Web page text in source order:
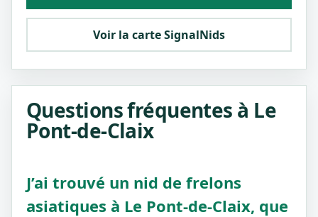
Voir la carte SignalNids
Questions fréquentes à Le
Pont-de-Claix
J’ai trouvé un nid de frelons
asiatiques à Le Pont-de-Claix, que